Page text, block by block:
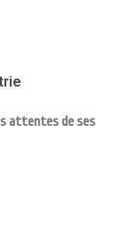
attentes de ses